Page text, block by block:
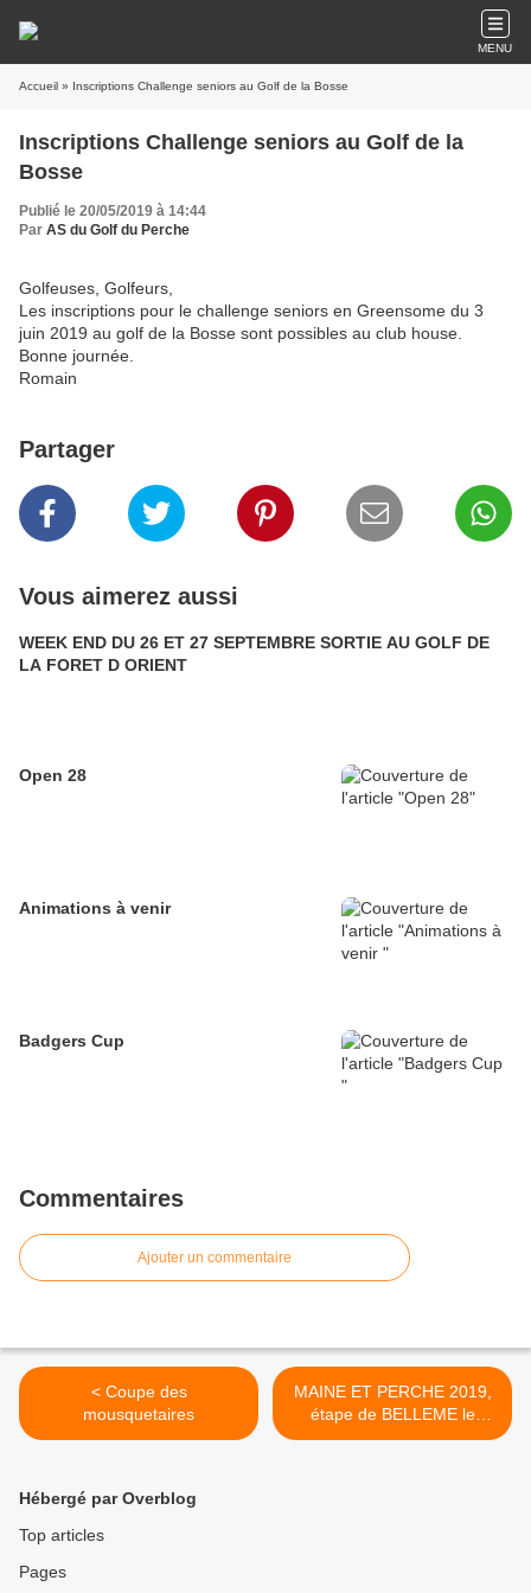
MENU
Accueil » Inscriptions Challenge seniors au Golf de la Bosse
Inscriptions Challenge seniors au Golf de la
Bosse
Publié le 20/05/2019 à 14:44
Par AS du Golf du Perche
Golfeuses, Golfeurs,
Les inscriptions pour le challenge seniors en Greensome du 3
juin 2019 au golf de la Bosse sont possibles au club house.
Bonne journée.
Romain
Partager
Vous aimerez aussi
WEEK END DU 26 ET 27 SEPTEMBRE SORTIE AU GOLF DE
LA FORET D ORIENT
Open 28
Animations à venir
Badgers Cup
Commentaires
Ajouter un commentaire
< Coupe des
mousquetaires
MAINE ET PERCHE 2019,
étape de BELLEME le
mardi 28 mai >
Hébergé par Overblog
Top articles
Pages